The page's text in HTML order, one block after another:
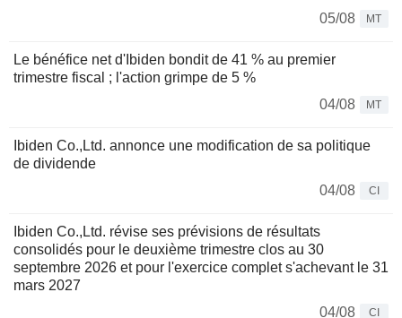
05/08
MT
Le bénéfice net d'Ibiden bondit de 41 % au premier
trimestre fiscal ; l'action grimpe de 5 %
04/08
MT
Ibiden Co.,Ltd. annonce une modification de sa politique
de dividende
04/08
CI
Ibiden Co.,Ltd. révise ses prévisions de résultats
consolidés pour le deuxième trimestre clos au 30
septembre 2026 et pour l'exercice complet s'achevant le 31
mars 2027
04/08
CI